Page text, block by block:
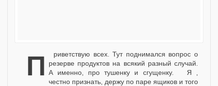
Приветствую всех. Тут поднимался вопрос о
резерве продуктов на всякий разный случай.
А именно, про тушенку и сгущенку. Я ,
честно признать, держу по паре ящиков и того